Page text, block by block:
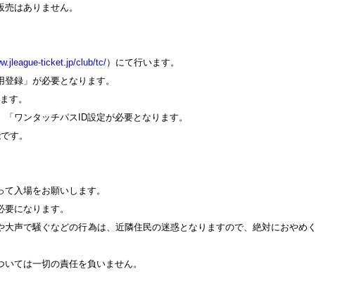
はありません。
ticket.jp/club/tc/）にて行います。
録」が必要となります。
す。
ワンタッチパスID設定が必要となります。
す。
入場をお願いします。
になります。
大声で騒ぐなどの行為は、近隣住民の迷惑となりますので、絶対におやめく
ては一切の責任を負いません。